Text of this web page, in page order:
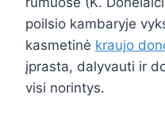
poilsio kambaryje
kasmetinė kraujo
įprasta, dalyvauti ir
visi norintys.